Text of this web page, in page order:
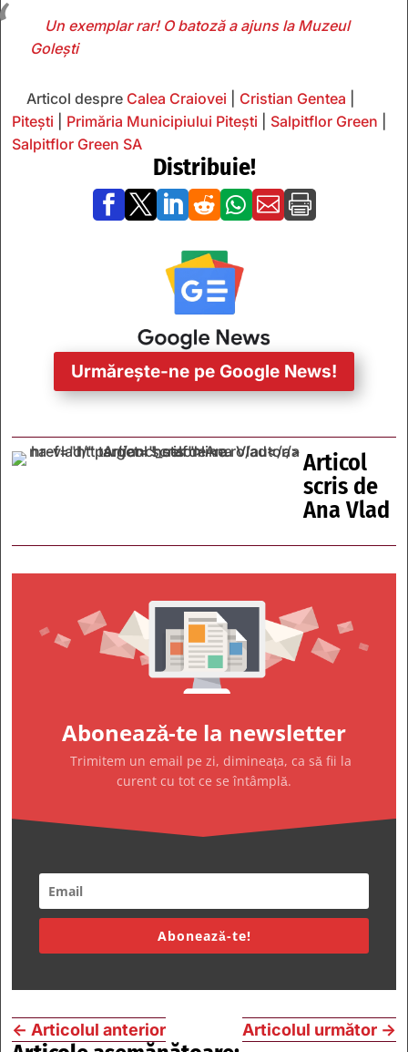
Un exemplar rar! O batoză a ajuns la Muzeul
Golești
Articol despre Calea Craiovei Cristian Gentea
Pitești
Primăria Municipiului Pitești Salpitflor Green
Salpitflor Green SA
Distribuie!
      
Urmărește-ne pe Google News!
Articol
scris de
Ana Vlad
Abonează-te la newsletter
Trimitem un email pe zi, dimineața, ca să fii la
curent cu tot ce se întâmplă.
Abonează-te!
← Articolul anterior Articolul următor →